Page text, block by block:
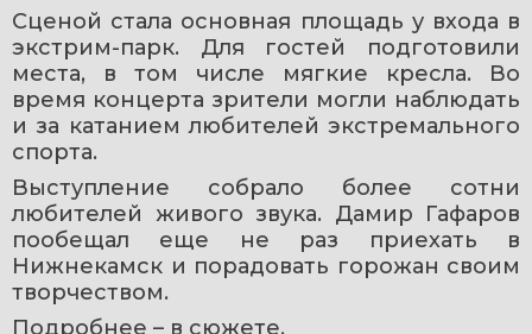
Сценой стала основная площадь у входа в
экстрим-парк. Для гостей подготовили
места, в том числе мягкие кресла. Во
время концерта зрители могли наблюдать
и за катанием любителей экстремального
спорта.
Выступление собрало более сотни
любителей живого звука. Дамир Гафаров
пообещал еще не раз приехать в
Нижнекамск и порадовать горожан своим
творчеством.
Подробнее – в сюжете.